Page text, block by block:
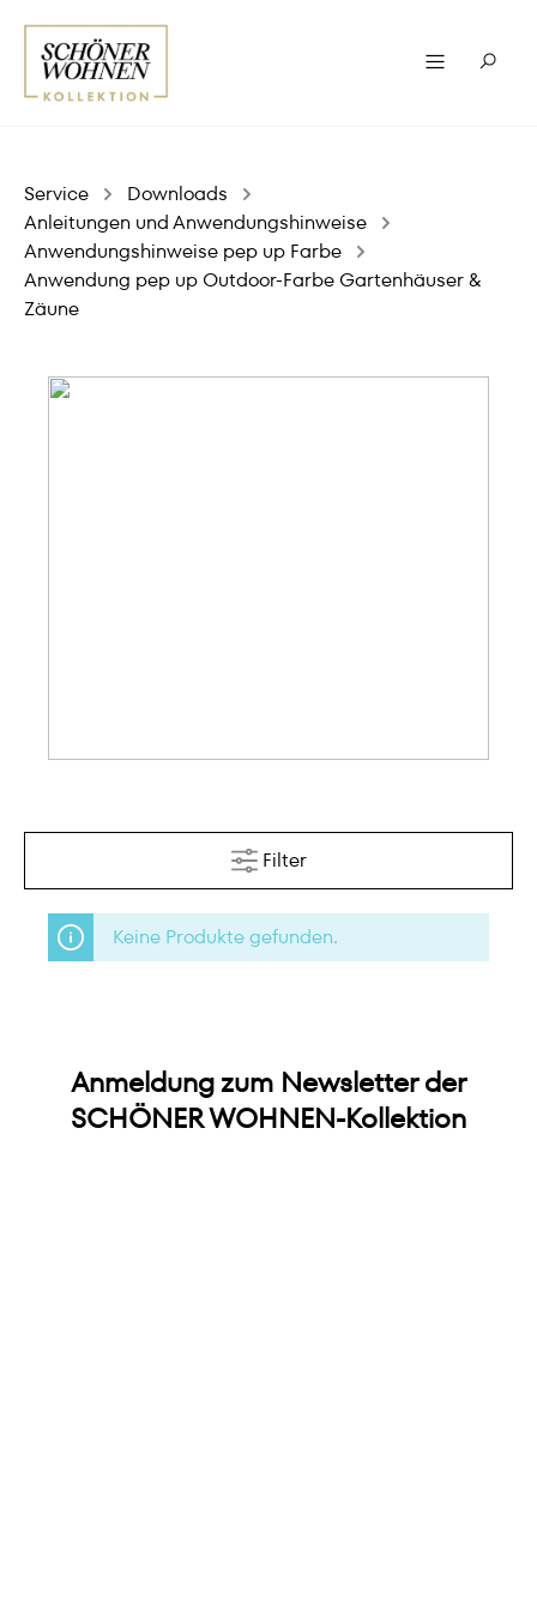
Service
Downloads
Anleitungen und Anwendungshinweise
Anwendungshinweise pep up Farbe
Anwendung pep up Outdoor-Farbe Gartenhäuser &
Zäune
Filter
Keine Produkte gefunden.
Anmeldung zum Newsletter der
SCHÖNER WOHNEN-Kollektion